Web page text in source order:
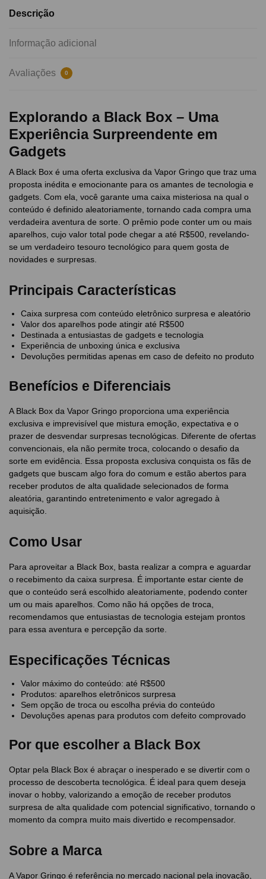
Descrição
Informação adicional
Avaliações 0
Explorando a Black Box – Uma
Experiência Surpreendente em
Gadgets
A Black Box é uma oferta exclusiva da Vapor Gringo que traz uma
proposta inédita e emocionante para os amantes de tecnologia e
gadgets. Com ela, você garante uma caixa misteriosa na qual o
conteúdo é definido aleatoriamente, tornando cada compra uma
verdadeira aventura de sorte. O prêmio pode conter um ou mais
aparelhos, cujo valor total pode chegar a até R$500, revelando-
se um verdadeiro tesouro tecnológico para quem gosta de
novidades e surpresas.
Principais Características
Caixa surpresa com conteúdo eletrônico surpresa e aleatório
Valor dos aparelhos pode atingir até R$500
Destinada a entusiastas de gadgets e tecnologia
Experiência de unboxing única e exclusiva
Devoluções permitidas apenas em caso de defeito no produto
Benefícios e Diferenciais
A Black Box da Vapor Gringo proporciona uma experiência
exclusiva e imprevisível que mistura emoção, expectativa e o
prazer de desvendar surpresas tecnológicas. Diferente de ofertas
convencionais, ela não permite troca, colocando o desafio da
sorte em evidência. Essa proposta exclusiva conquista os fãs de
gadgets que buscam algo fora do comum e estão abertos para
receber produtos de alta qualidade selecionados de forma
aleatória, garantindo entretenimento e valor agregado à
aquisição.
Como Usar
Para aproveitar a Black Box, basta realizar a compra e aguardar
o recebimento da caixa surpresa. É importante estar ciente de
que o conteúdo será escolhido aleatoriamente, podendo conter
um ou mais aparelhos. Como não há opções de troca,
recomendamos que entusiastas de tecnologia estejam prontos
para essa aventura e percepção da sorte.
Especificações Técnicas
Valor máximo do conteúdo: até R$500
Produtos: aparelhos eletrônicos surpresa
Sem opção de troca ou escolha prévia do conteúdo
Devoluções apenas para produtos com defeito comprovado
Por que escolher a Black Box
Optar pela Black Box é abraçar o inesperado e se divertir com o
processo de descoberta tecnológica. É ideal para quem deseja
inovar o hobby, valorizando a emoção de receber produtos
surpresa de alta qualidade com potencial significativo, tornando o
momento da compra muito mais divertido e recompensador.
Sobre a Marca
A Vapor Gringo é referência no mercado nacional pela inovação,